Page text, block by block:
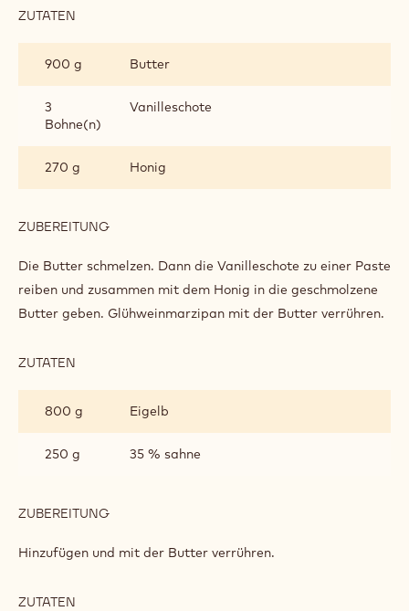
ZUTATEN
900 g
Butter
3
Bohne(n)
Vanilleschote
270 g Honig
ZUBEREITUNG
Die Butter schmelzen. Dann die Vanilleschote zu einer Paste
reiben und zusammen mit dem Honig in die geschmolzene
Butter geben. Glühweinmarzipan mit der Butter verrühren.
ZUTATEN
800 g
Eigelb
250 g 35 % sahne
ZUBEREITUNG
Hinzufügen und mit der Butter verrühren.
ZUTATEN